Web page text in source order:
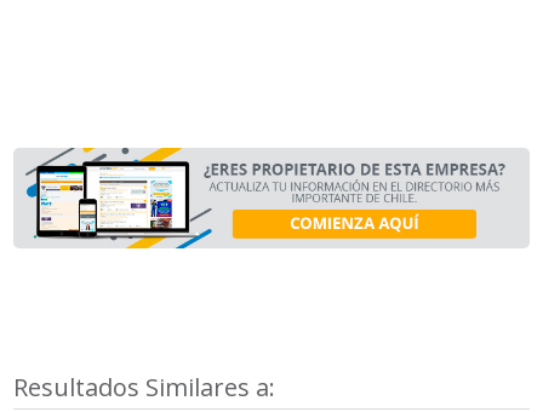
Resultados Similares a: